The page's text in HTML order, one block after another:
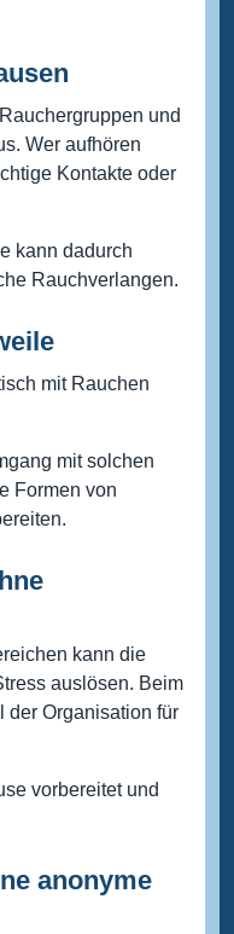
und
Wer aufhören
Kontakte oder
kann dadurch
Rauchverlangen.
mit Rauchen
mit solchen
Formen von
kann die
auslösen. Beim
der Organisation für
vorbereitet und
anonyme